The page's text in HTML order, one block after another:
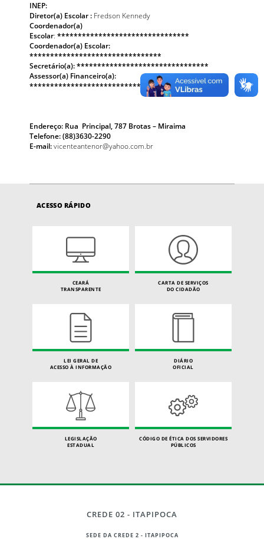
INEP:
Diretor(a) Escolar : Fredson Kennedy
Coordenador(a)
Escolar: ********************************
Coordenador(a) Escolar:
********************************
Secretário(a): ********************************
Assessor(a) Financeiro(a):
********************************
Endereço: Rua Principal, 787 Brotas – Miraima
Telefone: (88)3630-2290
E-mail:vicenteantenor@yahoo.com.br
ACESSO RÁPIDO
CEARÁ
TRANSPARENTE
CARTA DE SERVIÇOS
DO CIDADÃO
LEI GERAL DE
ACESSO À INFORMAÇÃO
DIÁRIO
OFICIAL
LEGISLAÇÃO
ESTADUAL
CÓDIGO DE ÉTICA DOS SERVIDORES
PÚBLICOS
CREDE 02 - ITAPIPOCA
SEDE DA CREDE 2 - ITAPIPOCA